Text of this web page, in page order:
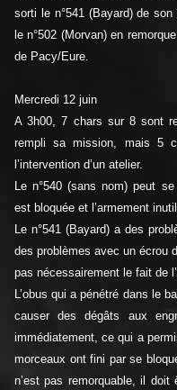
sorti le n°541 (Bayard) de son
le n°502 (Morvan) en
de Pacy/Eure.
Mercredi 12 juin
A 3h00, 7 chars sur 8 sont
rempli sa mission, mais 5
l’intervention d’un atelier.
Le n°540 (sans nom) peut
est bloquée et l’armement
Le n°541 (Bayard) a des
des problèmes avec un écrou
pas nécessairement le fait de
L’obus qui a pénétré dans le
causer des dégâts aux
immédiatement, ce qui a
morceaux ont fini par se
n’est pas remorquable, il